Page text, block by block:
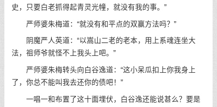
史，只要白老抓得起青灵光幢，就没有我的事。”
严师婆朱梅道：“就没有和平点的双赢方法吗？”
阴魔严人英道：“以嵩山二老的老本，用上系魂连坐大
法，祖师爷就怪不上我头上吧。”
严师婆朱梅转头向白谷逸道：“这小呆瓜扣上你我身上
了，你总不能叫我去还你的债吧！”
一唱一和布置了这十面埋伏，白谷逸还能说甚么？要是